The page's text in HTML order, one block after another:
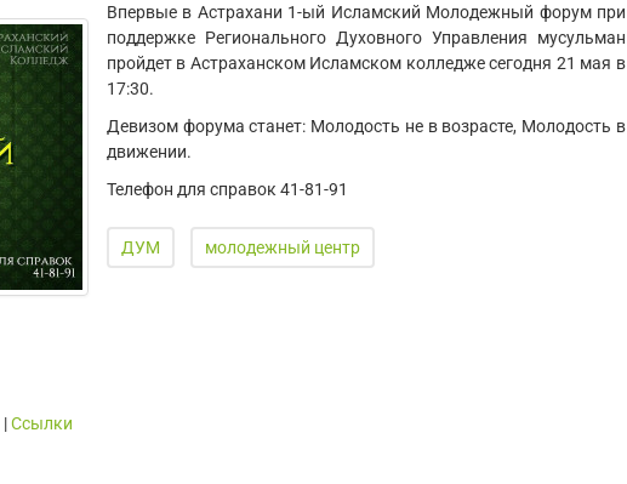
Впервые в Астрахани 1-ый Исламский Молодежный форум при
поддержке Регионального Духовного Управления мусульман
пройдет в Астраханском Исламском колледже сегодня 21 мая в
17:30.
Девизом форума станет: Молодость не в возрасте, Молодость в
движении.
Телефон для справок 41-81-91
ДУМ молодежный центр
|Ссылки